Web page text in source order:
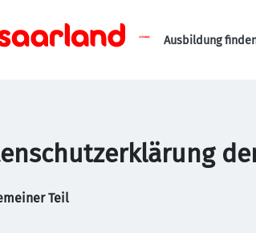
Ausbildung
Teil